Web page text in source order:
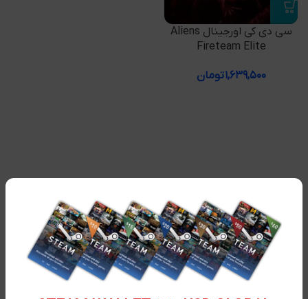
سی دی کی اورجینال Aliens
Fireteam Elite
۱,۶۳۹,۵۰۰تومان